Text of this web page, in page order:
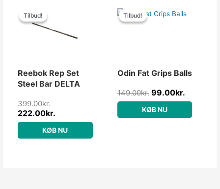
Tilbud!
Tilbud!
Reebok Rep Set
Steel Bar DELTA
399.00kr.
var:
222.00kr.
er:
KØB NU
Tilbud!
Tilbud!
Odin Fat Grips Balls
149.00kr.
oprindelige
99.00kr.
aktuelle
KØB NU